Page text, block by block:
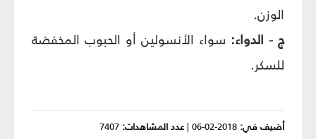
الوزن.
ج - الدواء: سواء الأنسولين أو الحبوب المخفضة
للسكر.
أضيف في: 2018-02-06
|عدد المشاهدات: 7407